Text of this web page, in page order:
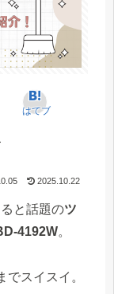
はてブ
2025.10.22
と話題のツ
4192W。
スイスイ。